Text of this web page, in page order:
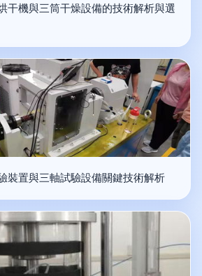
干機與三筒干燥設備的技術解析與選
裝置與三軸試驗設備關鍵技術解析